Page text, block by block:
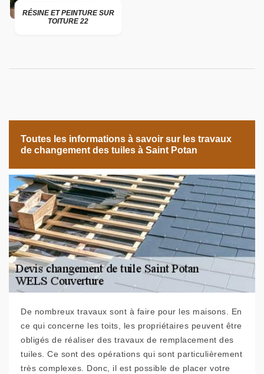
RÉSINE ET PEINTURE SUR
TOITURE 22
Toutes les informations à savoir sur les travaux
de changement des tuiles à Saint Potan
De nombreux travaux sont à faire pour les maisons. En
ce qui concerne les toits, les propriétaires peuvent être
obligés de réaliser des travaux de remplacement des
tuiles. Ce sont des opérations qui sont particulièrement
très complexes. Donc, il est possible de placer votre